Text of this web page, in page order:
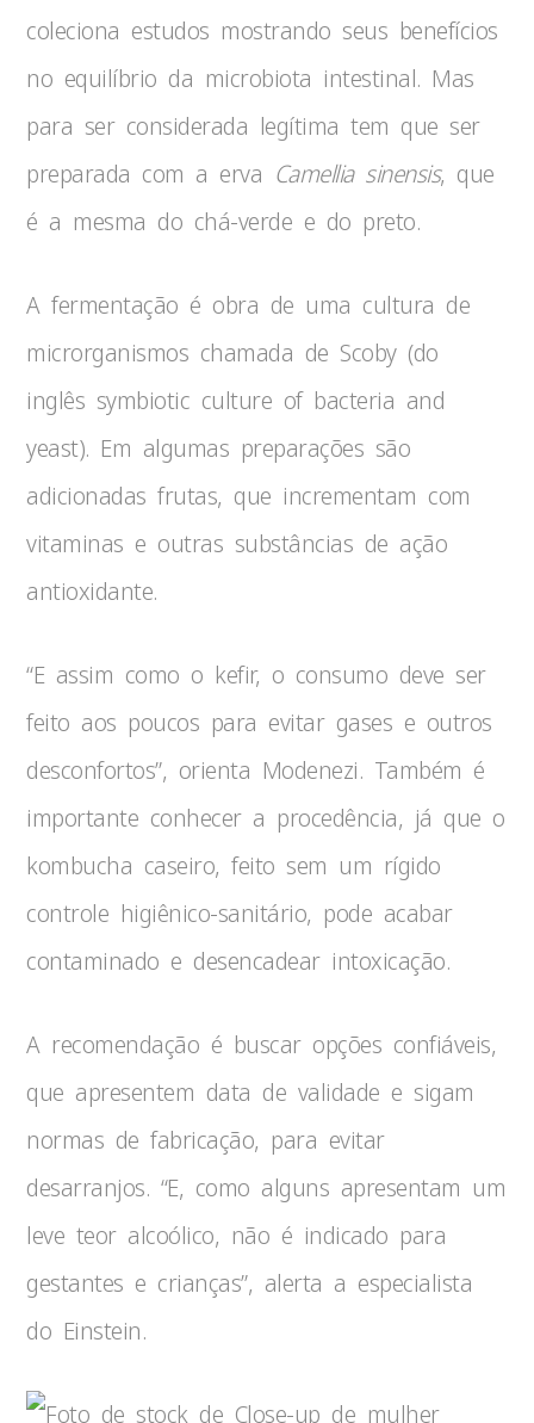
coleciona estudos mostrando seus benefícios
no equilíbrio da microbiota intestinal. Mas
para ser considerada legítima tem que ser
preparada com a erva Camellia sinensis, que
é a mesma do chá-verde e do preto.
A fermentação é obra de uma cultura de
microrganismos chamada de Scoby (do
inglês symbiotic culture of bacteria and
yeast). Em algumas preparações são
adicionadas frutas, que incrementam com
vitaminas e outras substâncias de ação
antioxidante.
“E assim como o kefir, o consumo deve ser
feito aos poucos para evitar gases e outros
desconfortos”, orienta Modenezi. Também é
importante conhecer a procedência, já que o
kombucha caseiro, feito sem um rígido
controle higiênico-sanitário, pode acabar
contaminado e desencadear intoxicação.
A recomendação é buscar opções confiáveis,
que apresentem data de validade e sigam
normas de fabricação, para evitar
desarranjos. “E, como alguns apresentam um
leve teor alcoólico, não é indicado para
gestantes e crianças”, alerta a especialista
do Einstein.